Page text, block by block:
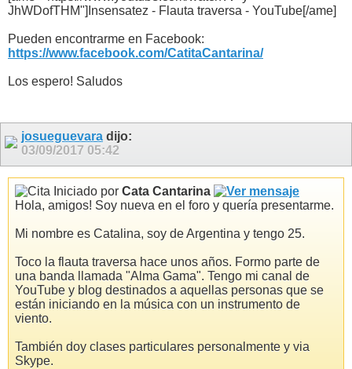
JhWDofTHM"]Insensatez - Flauta traversa - YouTube[/ame]
Pueden encontrarme en Facebook:
https://www.facebook.com/CatitaCantarina/
Los espero! Saludos
josueguevara dijo:
03/09/2017 05:42
Iniciado por Cata Cantarina
Hola, amigos! Soy nueva en el foro y quería presentarme.
Mi nombre es Catalina, soy de Argentina y tengo 25.
Toco la flauta traversa hace unos años. Formo parte de
una banda llamada "Alma Gama". Tengo mi canal de
YouTube y blog destinados a aquellas personas que se
están iniciando en la música con un instrumento de
viento.
También doy clases particulares personalmente y via
Skype.